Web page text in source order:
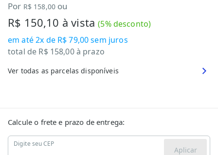
Por R$ 158,00 ou
R$ 150,10 à vista(5% desconto)
em até2x de R$ 79,00sem juros
total de R$ 158,00à prazo
Ver todas as parcelas disponíveis
Calcule o frete e prazo de entrega:
Digite seu CEP
Aplicar